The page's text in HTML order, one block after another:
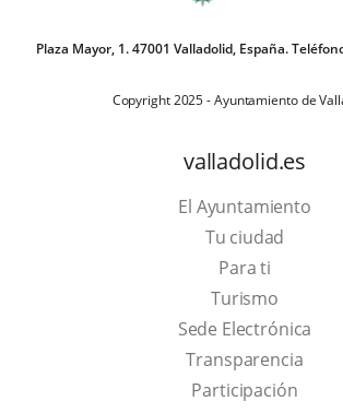
Plaza Mayor, 1. 47001 Valladolid, España.
Copyright 2025 - Ayuntamiento de
valladolid.es
El Ayuntamiento
Tu ciudad
Para ti
TurismoThis
link
will
open
Sede Electrónica
Transparencia
Participación